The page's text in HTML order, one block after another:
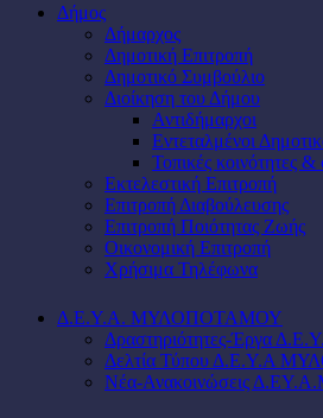
Δήμος
Δήμαρχος
Δημοτική Επιτροπή
Δημοτικό Συμβούλιο
Διοίκηση του Δήμου
Αντιδήμαρχοι
Εντεταλμένοι
Τοπικές κοινότητες
Εκτελεστική Επιτροπή
Επιτροπή Διαβούλευσης
Επιτροπή Ποιότητας Ζωής
Οικονομική Επιτροπή
Χρήσιμα Τηλέφωνα
Δ.Ε.Υ.Α. ΜΥΛΟΠΟΤΑΜΟΥ
Δραστηριότητες-Έργα
Δελτία Τύπου Δ.Ε.Υ.Α
Νέα-Ανακοινώσεις